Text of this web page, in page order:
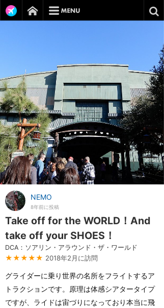
NEMO
8年前に投稿
Take off for the WORLD！And
take off your SHOES！
DCA：ソアリン・アラウンド・ザ・ワールド
★★★★★ 2018年2月に訪問
グライダーに乗り世界の名所をフライトするア
トラクションです。原理は体感シアタータイプ
ですが、ライドは宙づりになっており本当に飛